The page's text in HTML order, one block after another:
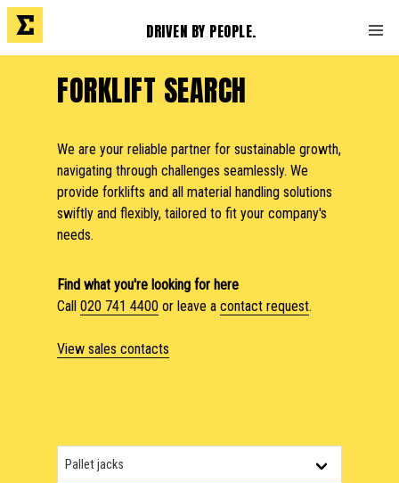
DRIVEN BY PEOPLE.
FORKLIFT SEARCH
We are your reliable partner for sustainable growth,
navigating through challenges seamlessly. We
provide forklifts and all material handling solutions
swiftly and flexibly, tailored to fit your company's
needs.
Find what you're looking for here
Call 020 741 4400 or leave a contact request.
View sales contacts